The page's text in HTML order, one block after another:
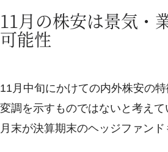
11月の株安は景気・
可能性
11月中旬にかけての内外株安の
変調を示すものではないと考え
月末が決算期末のヘッジファン